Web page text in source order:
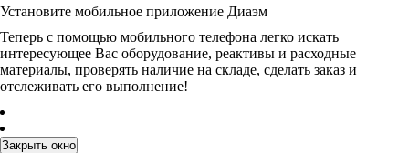
Установите мобильное приложение Диаэм
Теперь с помощью мобильного телефона легко искать
интересующее Вас оборудование, реактивы и расходные
материалы, проверять наличие на складе, сделать заказ и
отслеживать его выполнение!
Закрыть окно